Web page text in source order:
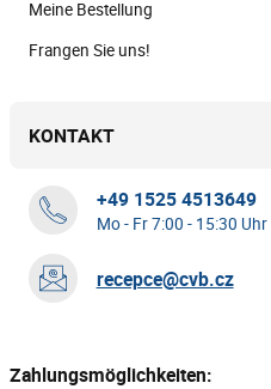
Meine Bestellung
Frangen Sie uns!
KONTAKT
+49 1525 4513649
Mo - Fr 7:00 - 15:30 Uhr
recepce@cvb.cz
Zahlungsmöglichkeiten: